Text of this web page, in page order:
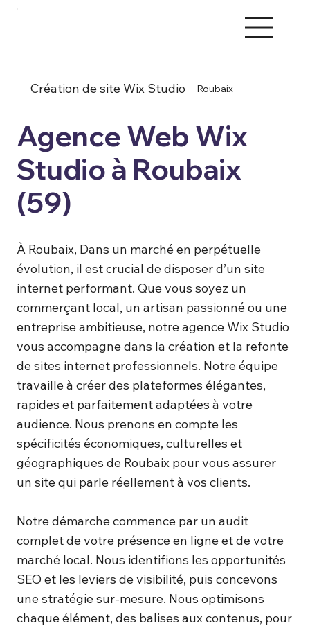
Création de site Wix Studio Roubaix
Agence Web Wix
Studio à Roubaix
(59)
À Roubaix, Dans un marché en perpétuelle
évolution, il est crucial de disposer d’un site
internet performant. Que vous soyez un
commerçant local, un artisan passionné ou une
entreprise ambitieuse, notre agence Wix Studio
vous accompagne dans la création et la refonte
de sites internet professionnels. Notre équipe
travaille à créer des plateformes élégantes,
rapides et parfaitement adaptées à votre
audience. Nous prenons en compte les
spécificités économiques, culturelles et
géographiques de Roubaix pour vous assurer
un site qui parle réellement à vos clients.
Notre démarche commence par un audit
complet de votre présence en ligne et de votre
marché local. Nous identifions les opportunités
SEO et les leviers de visibilité, puis concevons
une stratégie sur-mesure. Nous optimisons
chaque élément, des balises aux contenus, pour